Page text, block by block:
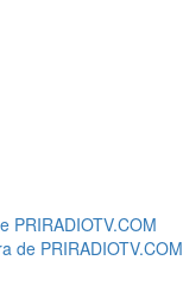
PRIRADIOTV.COM
de PRIRADIOTV.COM